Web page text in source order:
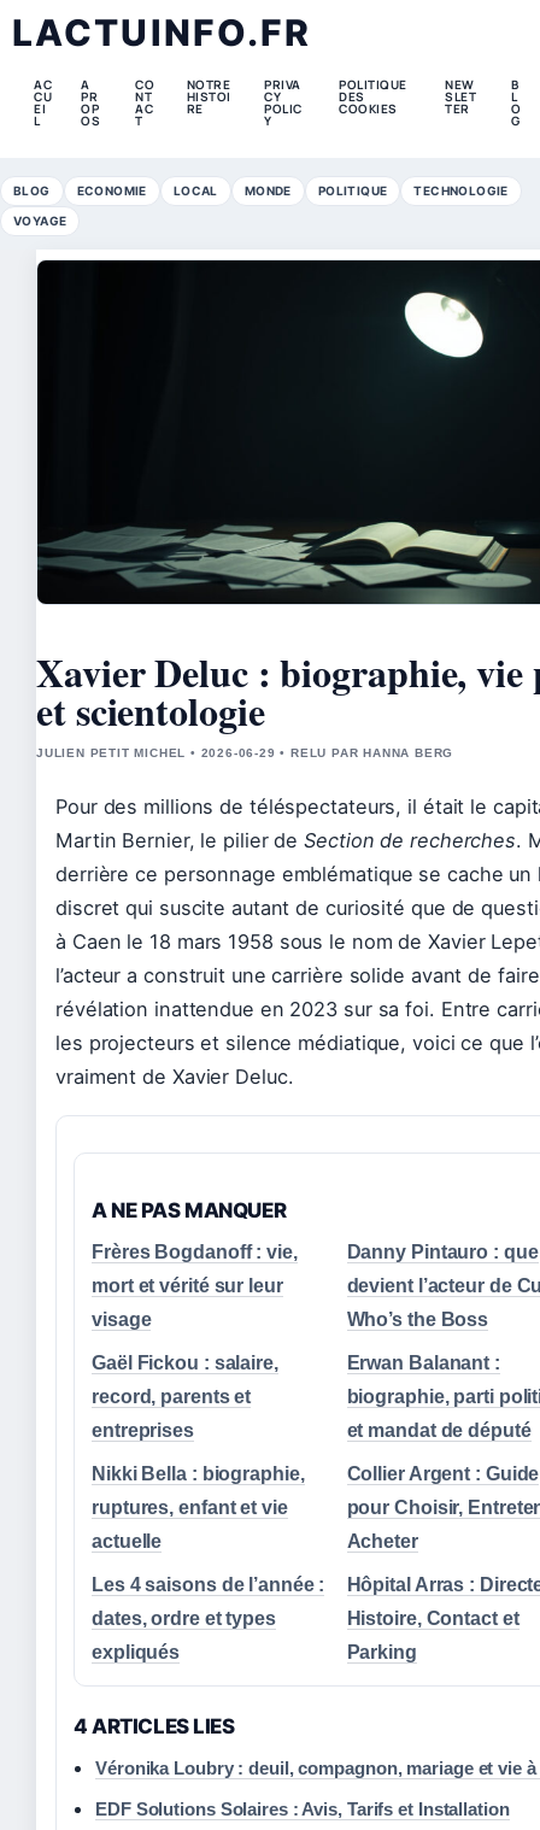
LACTUINFO.FR
AC
CU
EI
L
A
PR
OP
OS
CO
NT
AC
T
NOTRE
HISTOI
RE
PRIVA
CY
POLIC
Y
POLITIQUE
DES
COOKIES
NEW
SLET
TER
B
L
O
G
BLOG ECONOMIE LOCAL MONDE POLITIQUE TECHNOLOGIE
VOYAGE
Xavier Deluc : biographie, vie
et scientologie
JULIEN PETIT MICHEL • 2026-06-29 • RELU PAR HANNA BERG
Pour des millions de téléspectateurs, il était le
Martin Bernier, le pilier deSection de recherches.
derrière ce personnage emblématique se cache un
discret qui suscite autant de curiosité que de
à Caen le 18 mars 1958 sous le nom de Xavier
l’acteur a construit une carrière solide avant de
révélation inattendue en 2023 sur sa foi. Entre
les projecteurs et silence médiatique, voici ce que
vraiment de Xavier Deluc.
A NE PAS MANQUER
Frères Bogdanoff : vie,
mort et vérité sur leur
visage
Danny Pintauro : que
devient l’acteur de
Who’s the Boss
Gaël Fickou : salaire,
record, parents et
entreprises
Erwan Balanant :
biographie, parti
et mandat de député
Nikki Bella : biographie,
ruptures, enfant et vie
actuelle
Collier Argent : Guide
pour Choisir,
Acheter
Les 4 saisons de l’année :
dates, ordre et types
expliqués
Hôpital Arras :
Histoire, Contact et
Parking
4 ARTICLES LIES
Véronika Loubry : deuil, compagnon, mariage et vie
EDF Solutions Solaires : Avis, Tarifs et Installation